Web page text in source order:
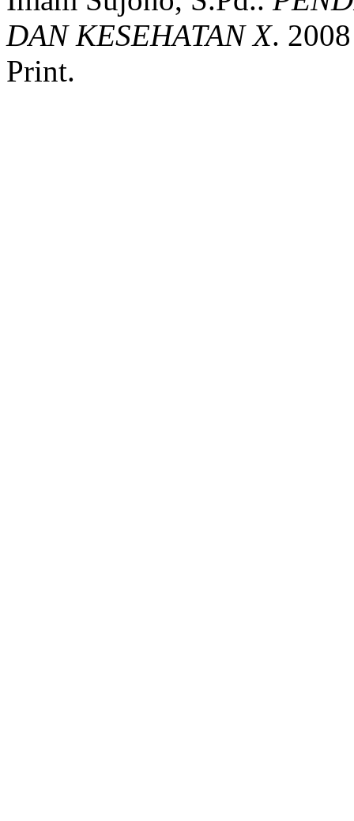
DAN KESEHATAN X.
Print.